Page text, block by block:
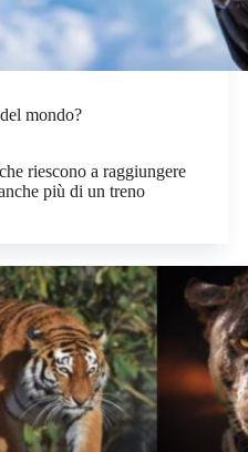
mondo?
riescono a raggiungere
più di un treno